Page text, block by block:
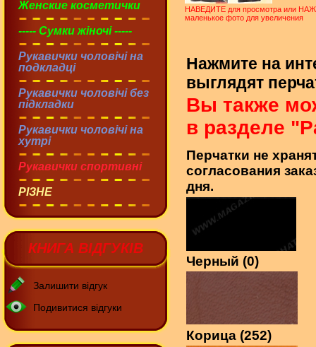
Женские косметички
----- Сумки жіночі -----
Рукавички чоловічі на
подкладці
Рукавички чоловічі без
підкладки
Рукавички чоловічі на
хутрі
Рукавички спортивні
РІЗНЕ
КНИГА ВІДГУКІВ
Залишити відгук
Подивитися відгуки
НАВЕДИТЕ для просмотра или
маленькое фото для увеличения
Нажмите на
выглядят
Вы также
в разделе
Перчатки не
согласования
дня.
Черный (0)
Корица (252)